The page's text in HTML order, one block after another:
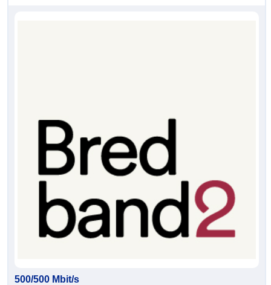
500/500 Mbit/s